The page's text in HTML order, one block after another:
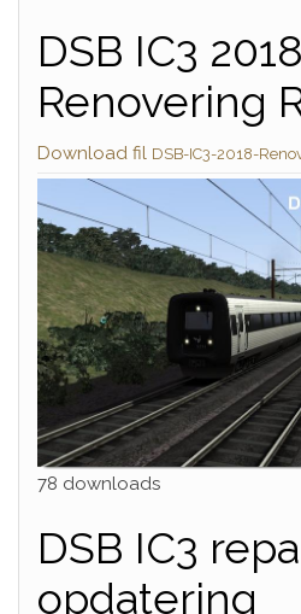
DSB IC3 2018
Renovering
Download fil DSB-IC3-2018-
78 downloads
DSB IC3
opdatering